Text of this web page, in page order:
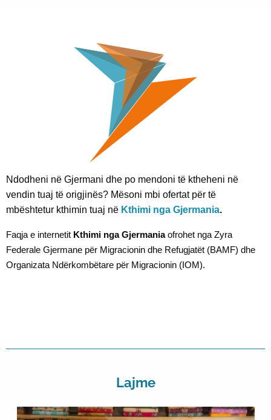
Ndodheni në Gjermani dhe po mendoni të ktheheni në
vendin tuaj të origjinës? Mësoni mbi ofertat për të
mbështetur kthimin tuaj në Kthimi nga Gjermania.
Faqja e internetit Kthimi nga Gjermaniaofrohet nga Zyra
Federale Gjermane për Migracionin dhe Refugjatët (BAMF) dhe
Organizata Ndërkombëtare për Migracionin (IOM).
Lajme